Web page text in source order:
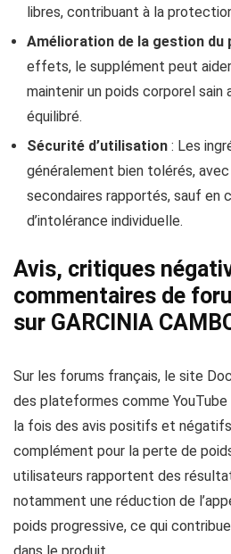
libres, contribuant à la
Amélioration de la gestion du
effets, le supplément peut
maintenir un poids corporel sain
équilibré.
Sécurité d’utilisation : Les
généralement bien tolérés,
secondaires rapportés, sauf en
d’intolérance individuelle.
Avis, critiques
commentaires de
sur GARCINIA
Sur les forums français, le site
des plateformes comme
la fois des avis positifs et
complément pour la perte de
utilisateurs rapportent des
notamment une réduction de
poids progressive, ce qui